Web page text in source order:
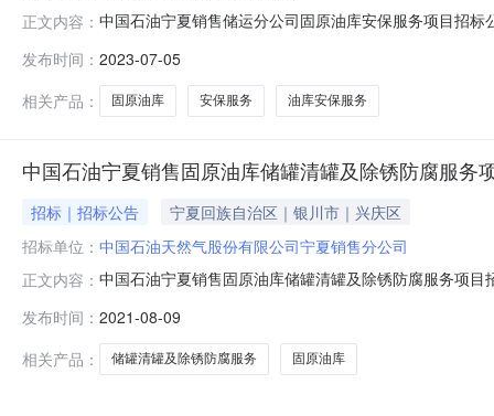
正文内容： 中国石油宁夏销售储运分公司固原油库安保服务项目招
订合同之日起一年；（四）投标最高限价金额：120000
方面的承诺和合理化建议；3.竞选单位
发布时间： 2023-07-05
相关产品：
固原油库 安保服务 油库安保服务
中国石油宁夏销售固原油库储罐清罐及除锈防腐服务
招标｜招标公告
宁夏回族自治区｜银川市｜兴庆区
招标单位： 中国石油天然气股份有限公司宁夏销售分公司
正文内容： 中国石油宁夏销售固原油库储罐清罐及除锈防腐服务项
锈蚀较重，长期使用存在安全隐患，需清罐后进行除锈
正式会员后方可获取详
发布时间： 2021-08-09
相关产品：
储罐清罐及除锈防腐服务 固原油库